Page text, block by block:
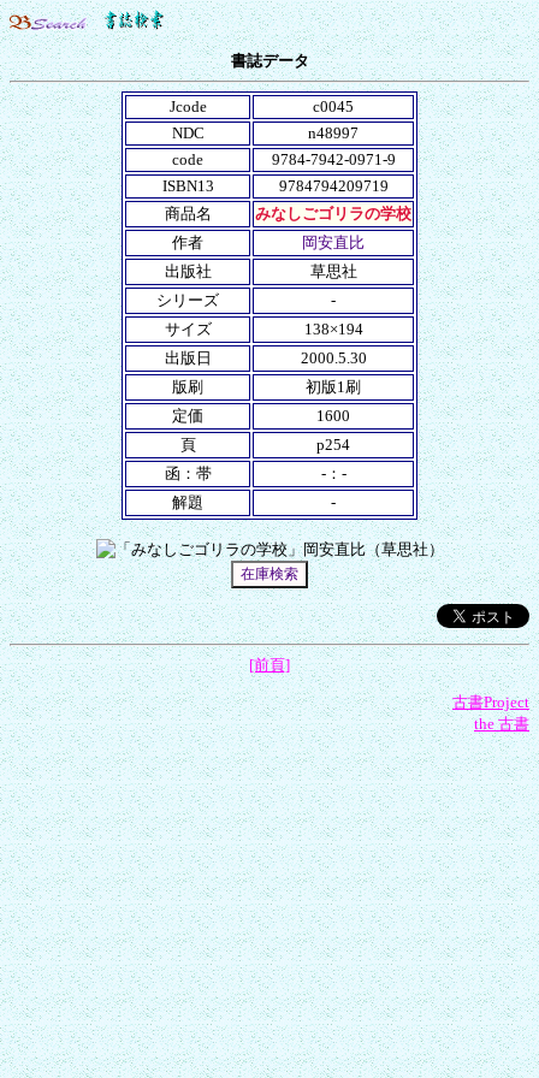
書誌データ
Jcode
c0045
NDC
n48997
code
9784-7942-0971-9
ISBN13
9784794209719
商品名
みなしごゴリラの学校
作者
岡安直比
出版社
草思社
シリーズ
-
サイズ
138×194
出版日
2000.5.30
版刷
初版1刷
定価
1600
頁
p254
函：帯
-：-
解題
-
[前頁]
古書Project
the 古書